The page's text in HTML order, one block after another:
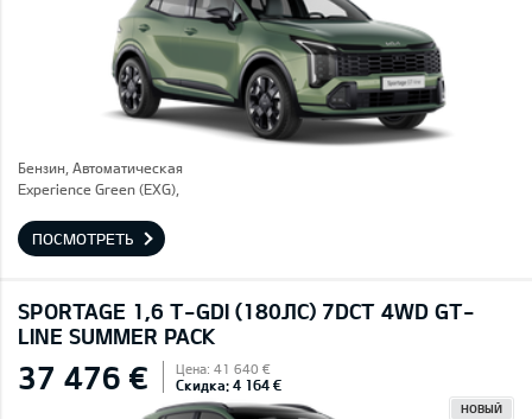
Бензин, Автоматическая
Experience Green (EXG),
ПОСМОТРЕТЬ
SPORTAGE 1,6 T-GDI (180ЛС) 7DCT 4WD GT-
LINE SUMMER PACK
37 476 € Цена: 41 640 €
Скидка: 4 164 €
НОВЫЙ